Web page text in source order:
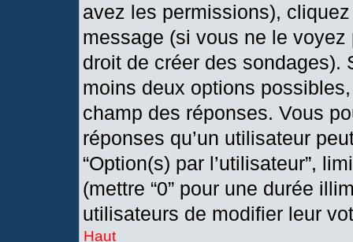
avez les permissions),
message (si vous ne le
droit de créer des sondages).
moins deux options
champ des réponses. Vous
réponses qu’un utilisateur
“Option(s) par l’utilisateur”,
(mettre “0” pour une durée
utilisateurs de modifier leur
Haut